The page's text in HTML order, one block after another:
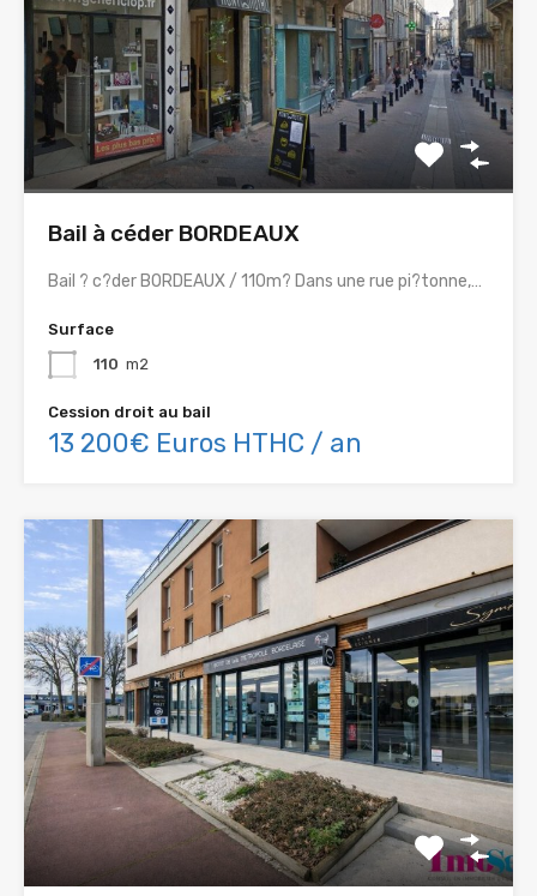
Bail à céder BORDEAUX
Bail ? c?der BORDEAUX / 110m? Dans une rue pi?tonne,…
Surface
110 m2
Cession droit au bail
13 200€ Euros HTHC / an